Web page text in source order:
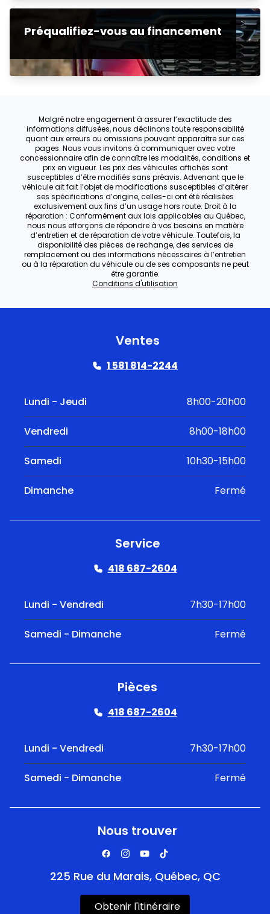
Préqualifiez-vous au financement
Malgré notre engagement à assurer l’exactitude des
informations diffusées, nous déclinons toute responsabilité
quant aux erreurs ou omissions pouvant apparaître sur ces
pages. Nous vous invitons à communiquer avec votre
concessionnaire afin de connaître les modalités, conditions et
prix en vigueur. Les prix des véhicules affichés sont
susceptibles d’être modifiés sans préavis. Advenant que le
véhicule ait fait l’objet de modifications susceptibles d’altérer
ses spécifications d’origine, celles-ci ont été réalisées
exclusivement aux fins d’un usage hors route. Droit à la
réparation : Conformément aux lois applicables au Québec,
nous nous efforçons de répondre à vos besoins en matière
d’entretien et de réparation de votre véhicule. Toutefois, la
disponibilité des pièces de rechange, des services de
remplacement ou des informations nécessaires à l’entretien
ou à la réparation du véhicule ou de ses composants ne peut
être garantie.
Conditions d'utilisation
Ventes
1 581 814-2244
Lundi - Jeudi 8h00-20h00
Vendredi 8h00-18h00
Samedi 10h30-15h00
Dimanche Fermé
Service
418 687-2604
Lundi - Vendredi 7h30-17h00
Samedi - Dimanche Fermé
Pièces
418 687-2604
Lundi - Vendredi 7h30-17h00
Samedi - Dimanche Fermé
Nous trouver
225 Rue du Marais, Québec, QC
Obtenir l'itinéraire